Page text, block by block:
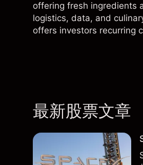
offering fresh ingredients
logistics, data, and
offers investors recurring
最新股票文章